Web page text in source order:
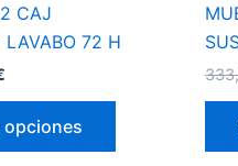
CAJ
LAVABO 72 H
opciones
de